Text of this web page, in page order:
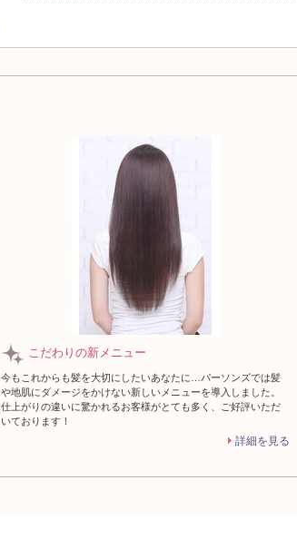
こだわりの新メニュー
今もこれからも髪を大切にしたいあなたに…パーソンズでは髪
や地肌にダメージをかけない新しいメニューを導入しました。
仕上がりの違いに驚かれるお客様がとても多く、ご好評いただ
いております！
詳細を見る